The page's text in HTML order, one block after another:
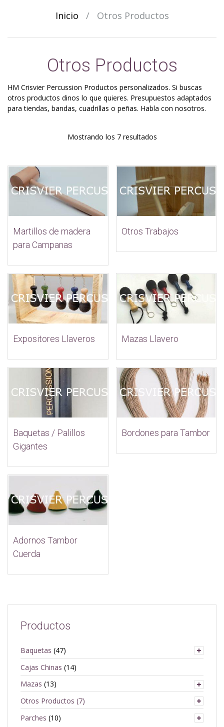
Inicio / Otros Productos
Otros Productos
HM Crisvier Percussion Productos personalizados. Si buscas
otros productos dinos lo que quieres. Presupuestos adaptados
para tiendas, bandas, cuadrillas o peñas. Habla con nosotros.
Mostrando los 7 resultadosOrdenado
últimos
Martillos de madera
para Campanas
Otros Trabajos
Expositores Llaveros Mazas Llavero
Baquetas / Palillos
Gigantes
Bordones para Tambor
Adornos Tambor
Cuerda
Productos
Baquetas (47)
Cajas Chinas (14)
Mazas (13)
Otros Productos (7)
Parches (10)